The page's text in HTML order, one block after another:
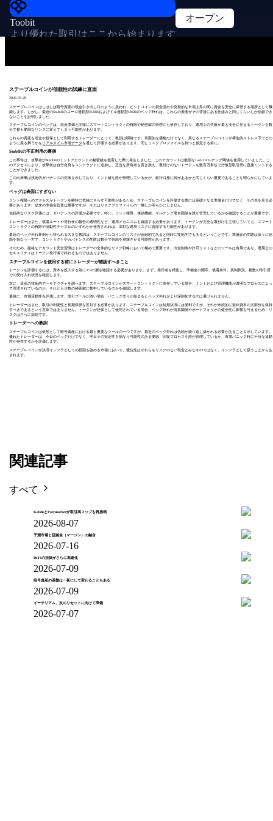
Toobit
より優れた取引はここから始まります
オープン
ステーブルコインが信頼性の試練に直面
2026-05-28
ステーブルコインはしばしば暗号資産の現金引き出し口のように扱われ、ビットコインの資金流出や突発的な市場上昇の間に資金を安全に保管する場所として機
能します。しかし、最近のStablRのユーロ連動型EURRおよびドル連動型USDRのペッグ外れは、これらの資産がその背後にある仕組みと同じくらいしか信頼でき
ないことを証明しました。
ステーブルコインのペッグは、現金準備と同様にスマートコントラクトの権限や秘密鍵の管理にも依存しており、運用上の失敗が最も安全に見えるトークンを数
分で最も脆弱なリンクに変えてしまう可能性があります。
これらの資産を送金や担保として利用するトレーダーにとって、教訓は明確です。表面的な価格だけでなく、異なるステーブルコインが構造的ストレス下でどの
ように振る舞うかをリアルタイム市場データを通じて評価する必要があります。同じリスクプロファイルを持つと仮定する前に。
StablRの不正利用の裏側
この事件は、攻撃者がStablRのミントアカウントの秘密鍵を侵害した際に発生しました。このアカウントは脆弱な1-of-3マルチシグ閾値を使用していました。こ
のアクセスにより、攻撃者は自分自身をコントラクトに追加し、正当な所有者を置き換え、裏付けのないトークンを数百万単位で分散型取引所に直接ミントする
ことができました。
この出来事は技術的ガバナンスの失敗を示しており、ミント鍵を誰が管理しているかが、銀行口座に何があるかと同じくらい重要であることを明らかにしていま
す。
ペッグは表面にすぎない
ミント権限へのアクセスがトークンを瞬時に危険にさらす可能性があるため、ステーブルコインを評価する際には基礎となる準備金だけでなく、その先を見る必
要があります。従来の準備金監査は重要ですが、それはリスクプロファイルの一層しか明らかにしません。
包括的なリスク評価には、ガバナンスの評価が必要です。特に、ミント権限、凍結機能、マルチシグ署名閾値を誰が管理しているかを確認することが重要です。
トレーダーはまた、償還ルートや発行者の報告の透明性など、運用メカニズムも確認する必要があります。トークンが完全な裏付けを主張していても、スマート
コントラクトの権限や流動性チャネルのいずれかが侵害されれば、深刻な運用リスクに直面する可能性があります。
最近のペッグ外れ事例から得られる大きな教訓は、ステーブルコインのリスクが金融的であると同時に技術的でもあるということです。準備金の問題は徐々に信
頼を損なう一方で、コントラクトやガバナンスの失敗は数分で信頼を崩壊させる可能性があります。
そのため、厳格なアカウント安全習慣はトレーダーの全体的なリスク戦略において極めて重要です。出金制御や許可リストなどのツールは有用であり、運用上の
セキュリティはトークン発行者で終わるものではありません。
ステーブルコインを使用する前にトレーダーが確認すべきこと
トークンを評価するには、資本を投入する前に3つの層を確認する必要があります。まず、発行者を精査し、準備金の開示、償還条件、規制状況、複数の取引所
での受け入れ状況を確認します。
次に、資産の技術的アーキテクチャを調べます。ステーブルコインがスマートコントラクトに依存している場合、ミントおよび管理機能が透明なプロセスによっ
て管理されているのか、それとも少数の秘密鍵に集中しているのかを確認します。
最後に、市場流動性を評価します。取引プールが浅い場合、パニック売りが始まるとペッグ外れがより深刻化するのは避けられません。
トレーダーはまた、取引の利便性と長期保管を区別する必要があります。ステーブルコインは短期決済には便利ですが、それが永続的に遊休資本の大部分を保持
すべきであるという意味ではありません。トークンが担保として使用されている場合、ペッグ外れが清算閾値やポートフォリオの健全性に影響を与えるため、リ
スクはさらに深刻です。
トレーダーへの教訓
ステーブルコインは依然として暗号資産における最も重要なツールの一つですが、最近のペッグ外れは信頼が繰り返し築かれる必要があることを示しています。
優れたトレーダーは、今日のペッグだけでなく、明日その安定性を損なう可能性のある要因、回復プロセスを誰が管理しているか、市場パニック時に十分な流動
性が存在するかを評価します。
ステーブルコインが決済インフラとしての役割を強める市場において、優位性はそれらをリスクのない現金とみなすのではなく、インフラとして扱うことから生
まれます。
関連記事
すべて
KalshiとPolymarketが取引高マップを再描画
2026-08-07
予測市場と証拠金（マージン）の融合
2026-07-16
DeFiの担保がさらに高速化
2026-07-09
暗号資産の基盤は一夜にして変わることもある
2026-07-09
イーサリアム、次のリセットに向けて準備
2026-07-07